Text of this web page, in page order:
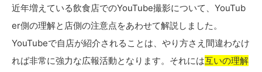
近年増えている飲食店でのYouTube撮影について、YouTub
er側の理解と店側の注意点をあわせて解説しました。
YouTubeで自店が紹介されることは、やり方さえ間違わなけ
れば非常に強力な広報活動となります。それには互いの理解